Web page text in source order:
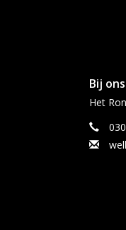
Bij
Het